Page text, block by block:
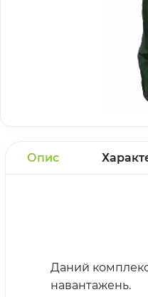
Опис
Даний комплекс
навантажень.